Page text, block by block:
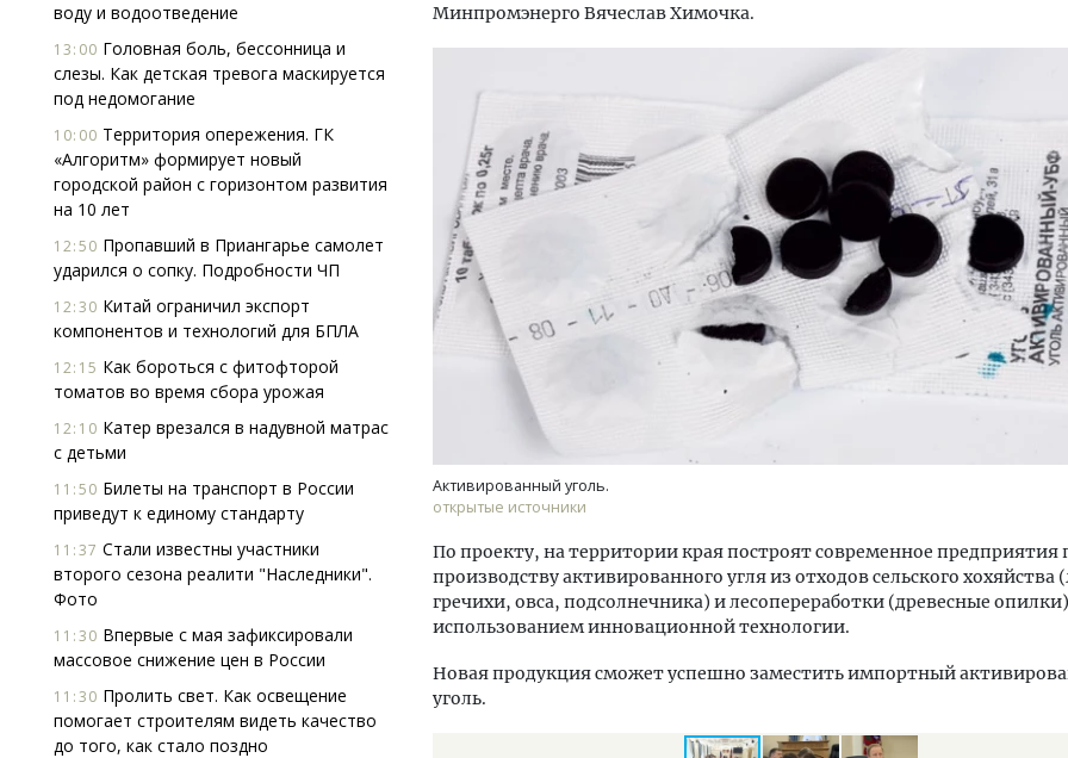
воду и водоотведение
13:00 Головная боль, бессонница и
слезы. Как детская тревога маскируется
под недомогание
10:00 Территория опережения. ГК
«Алгоритм» формирует новый
городской район с горизонтом развития
на 10 лет
12:50 Пропавший в Приангарье самолет
ударился о сопку. Подробности ЧП
12:30 Китай ограничил экспорт
компонентов и технологий для БПЛА
12:15 Как бороться с фитофторой
томатов во время сбора урожая
12:10 Катер врезался в надувной матрас
с детьми
11:50 Билеты на транспорт в России
приведут к единому стандарту
11:37 Стали известны участники
второго сезона реалити "Наследники".
Фото
11:30 Впервые с мая зафиксировали
массовое снижение цен в России
11:30 Пролить свет. Как освещение
помогает строи­телям видеть качество
до того, как стало поздно
Минпромэнерго Вячеслав Химочка.
Активированный уголь.
открытые источники
По проекту, на территории края построят современное предприятия
производству активированного угля из отходов сельского хохяйства
гречихи, овса, подсолнечника) и лесопереработки (древесные
использованием инновационной технологии.
Новая продукция сможет успешно заместить импортный
уголь.
Двухуровневые номера и вид на горы.
Каким будет новый апарт-отель
«Белкур» в Белокурихе
Архитектурный код начинается с
земли. Мощение крупноформатными
плитами становится новым
стандартом благоустройства
СТРОИТЕЛЬСТВО
Смелость архитектурных
Генеральный директор
ЗИАС — об эстетике
трендах в фасадах и
СТРОИТЕЛЬСТВО